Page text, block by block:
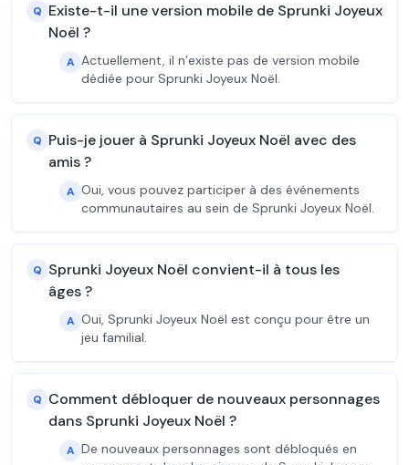
Q Existe-t-il une version mobile de Sprunki Joyeux
Noël ?
A Actuellement, il n’existe pas de version mobile
dédiée pour Sprunki Joyeux Noël.
Q Puis-je jouer à Sprunki Joyeux Noël avec des
amis ?
A Oui, vous pouvez participer à des événements
communautaires au sein de Sprunki Joyeux Noël.
Q Sprunki Joyeux Noël convient-il à tous les
âges ?
A Oui, Sprunki Joyeux Noël est conçu pour être un
jeu familial.
Q Comment débloquer de nouveaux personnages
dans Sprunki Joyeux Noël ?
A De nouveaux personnages sont débloqués en